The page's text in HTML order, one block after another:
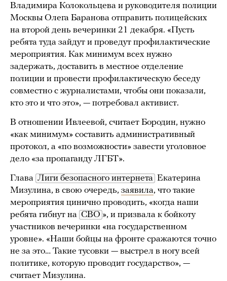
Владимира Колокольцева и руководителя полиции
Москвы Олега Баранова отправить полицейских
на второй день вечеринки 21 декабря. «Пусть
ребята туда зайдут и проведут профилактические
мероприятия. Как минимум всех нужно
задержать, доставить в местное отделение
полиции и провести профилактическую беседу
совместно с журналистами, чтобы они показали,
кто это и что это», — потребовал активист.
В отношении Ивлеевой, считает Бородин, нужно
«как минимум» составить административный
протокол, а «по возможности» завести уголовное
дело «за пропаганду ЛГБТ».
Глава Лиги безопасного интернета Екатерина
Мизулина, в свою очередь, заявила, что такие
мероприятия цинично проводить, «когда наши
ребята гибнут на СВО », и призвала к бойкоту
участников вечеринки «на государственном
уровне». «Наши бойцы на фронте сражаются точно
не за это… Такие тусовки — выстрел в ногу всей
политике, которую проводит государство», —
считает Мизулина.